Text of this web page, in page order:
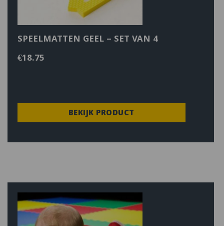
SPEELMATTEN GEEL – SET VAN 4
€18.75
BEKIJK PRODUCT